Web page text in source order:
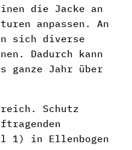
die Jacke an
anpassen. An
sich diverse
Dadurch kann
ganze Jahr über
Schutz
1) in Ellenbogen